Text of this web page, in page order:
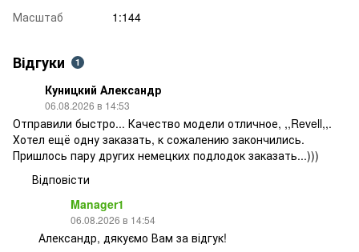
Масштаб 1:144
Відгуки 1
Куницкий Александр
06.08.2026 в 14:53
Отправили быстро... Качество модели отличное, ,,Revell,,.
Хотел ещё одну заказать, к сожалению закончились.
Пришлось пару других немецких подлодок заказать...)))
Відповісти
Manager1
06.08.2026 в 14:54
Александр, дякуємо Вам за відгук!